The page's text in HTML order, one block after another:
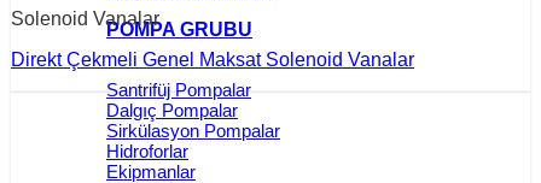
POMPA GRUBU
Santrifüj Pompalar
Dalgıç Pompalar
Sirkülasyon Pompalar
Hidroforlar
Ekipmanlar
Solenoid Vanalar
Direkt Çekmeli Genel Maksat Solenoid Vanalar